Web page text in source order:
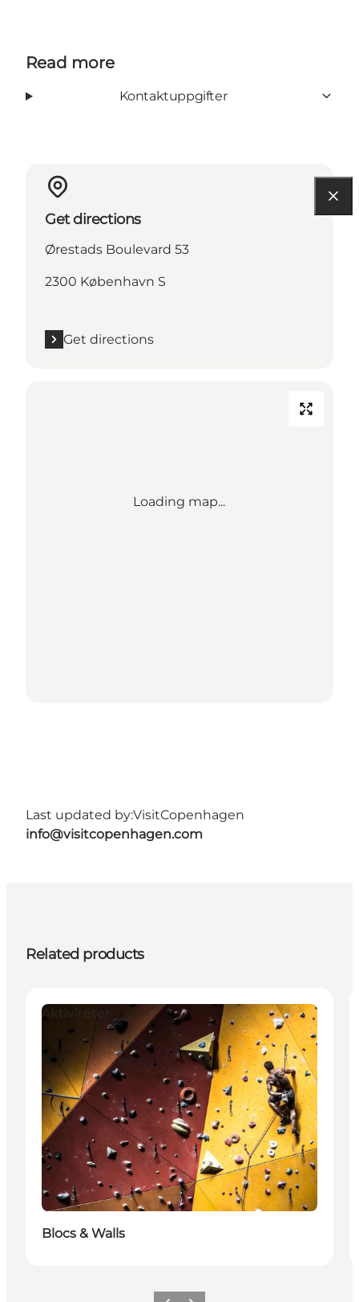
Read more
Kontaktuppgifter
Get directions
Ørestads Boulevard 53
2300 København S
Get directions
Loading map...
Last updated by:VisitCopenhagen
info@visitcopenhagen.com
Related products
Aktiviteter
Blocs & Walls